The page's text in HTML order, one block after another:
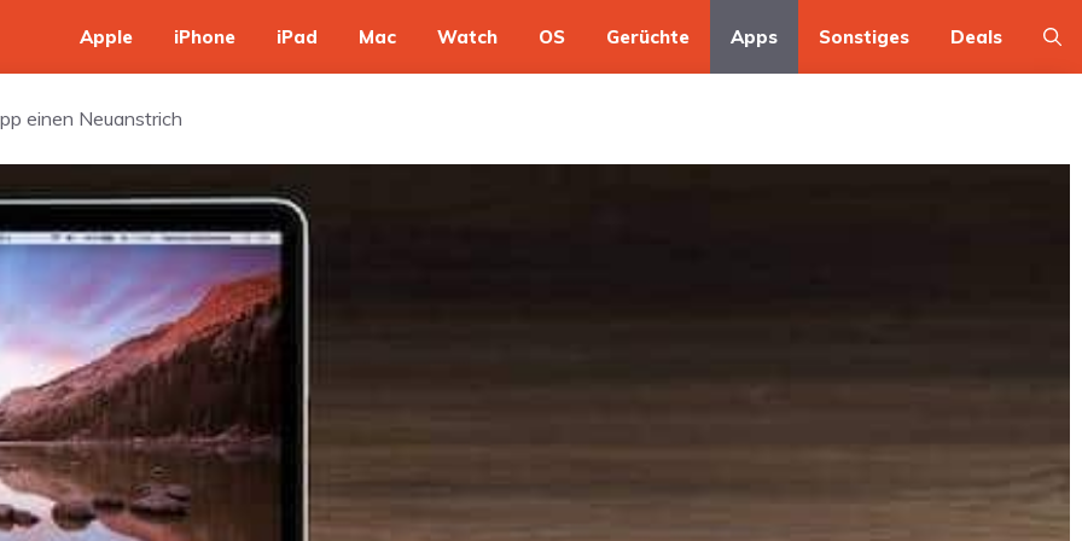
Apple iPhone iPad Mac Watch OS Gerüchte Apps Sonstiges Deals
einen Neuanstrich